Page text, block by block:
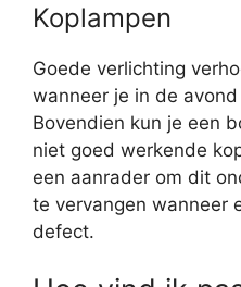
Koplampen
Goede verlichting
wanneer je in de
Bovendien kun je een
niet goed werkende
een aanrader om dit
te vervangen wanneer
defect.